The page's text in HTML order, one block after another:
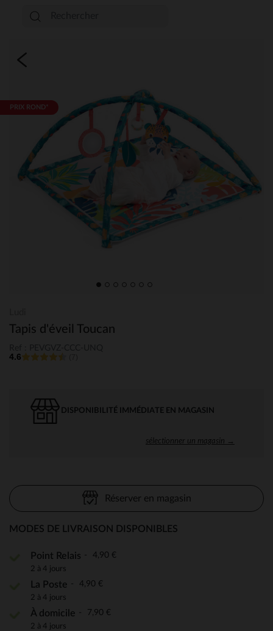
PRIX ROND*
Tapis d'éveil Toucan
4.6
DISPONIBILITÉ IMMÉDIATE EN MAGASIN
sélectionner un magasin →
Réserver en magasin
MODES DE LIVRAISON DISPONIBLES
Point Relais 4,90 €
2 à 4 jours
La Poste 4,90 €
2 à 4 jours
À domicile 7,90 €
2 à 4 jours